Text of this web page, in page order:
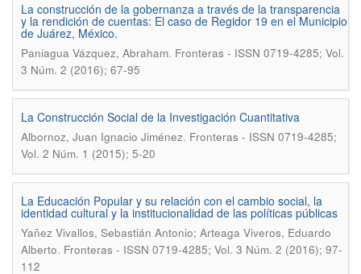
La construcción de la gobernanza a través de la transparencia
y la rendición de cuentas: El caso de Regidor 19 en el Municipio
de Juárez, México.
Paniagua Vázquez, Abraham. Fronteras - ISSN 0719-4285; Vol.
3 Núm. 2 (2016); 67-95
La Construcción Social de la Investigación Cuantitativa
Albornoz, Juan Ignacio Jiménez. Fronteras - ISSN 0719-4285;
Vol. 2 Núm. 1 (2015); 5-20
La Educación Popular y su relación con el cambio social, la
identidad cultural y la institucionalidad de las políticas públicas
Yañez Vivallos, Sebastián Antonio; Arteaga Viveros, Eduardo
Alberto. Fronteras - ISSN 0719-4285; Vol. 3 Núm. 2 (2016); 97-
112